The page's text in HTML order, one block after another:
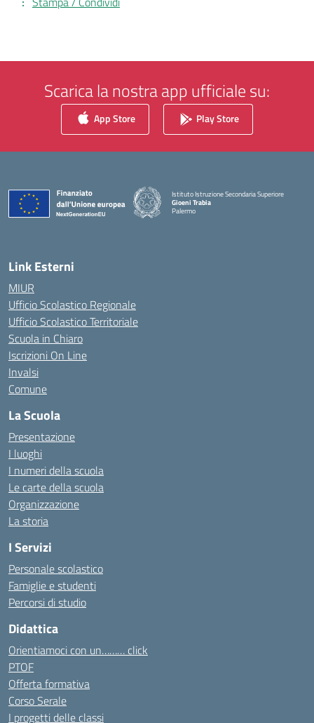
Scarica la nostra app ufficiale su:
App Store Play Store
Istituto Istruzione Secondaria Superiore
Gioeni Trabia
Palermo
Link Esterni
MIUR
Ufficio Scolastico Regionale
Ufficio Scolastico Territoriale
Scuola in Chiaro
Iscrizioni On Line
Invalsi
Comune
La Scuola
Presentazione
I luoghi
I numeri della scuola
Le carte della scuola
Organizzazione
La storia
I Servizi
Personale scolastico
Famiglie e studenti
Percorsi di studio
Didattica
Orientiamoci con un……… click
PTOF
Offerta formativa
Corso Serale
I progetti delle classi